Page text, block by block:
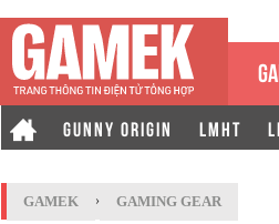
GUNNY ORIGIN LMHT
GAMEK › GAMING GEAR